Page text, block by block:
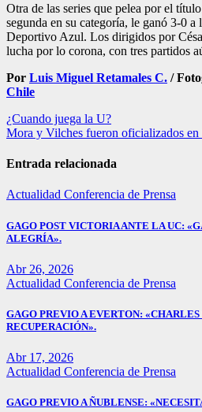
Otra de las series que pelea por el
segunda en su categoría, le ganó 3-0 a
Deportivo Azul. Los dirigidos por
lucha por lo corona, con tres partidos
Por Luis Miguel Retamales C. /
Chile
Navegación
de
entradas
¿Cuando juega la U?
Mora y Vilches fueron oficializados en
Entrada relacionada
Actualidad Conferencia de Prensa
GAGO POST VICTORIA ANTE LA UC:
ALEGRÍA».
Abr 26, 2026
Actualidad Conferencia de Prensa
GAGO PREVIO A EVERTON: «CHARLES
RECUPERACIÓN».
Abr 17, 2026
Actualidad Conferencia de Prensa
GAGO PREVIO A ÑUBLENSE: